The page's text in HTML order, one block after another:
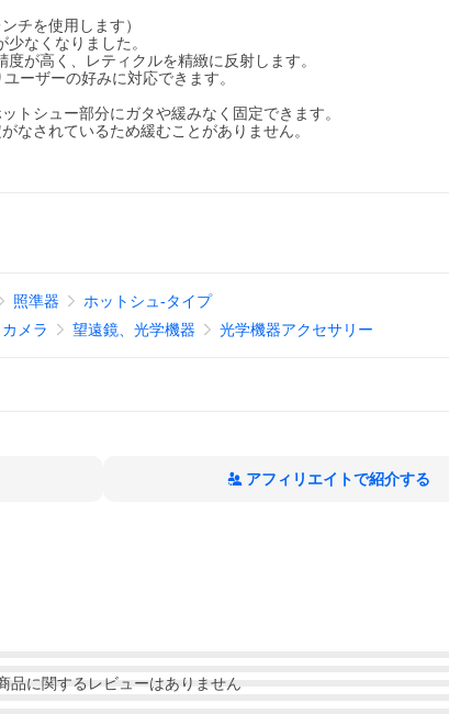
チを使用します）
なくなりました。
が高く、レティクルを精緻に反射します。
ーザーの好みに対応できます。
トシュー部分にガタや緩みなく固定できます。
なされているため緩むことがありません。
照準器
ホットシュ-タイプ
メラ
望遠鏡、光学機器 光学機器アクセサリー
アフィリエイトで紹介する
品に関するレビューはありません